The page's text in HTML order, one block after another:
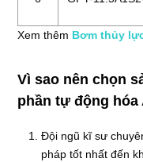
Xem thêm Bơm thủy
Vì sao nên chọn
phần tự động hóa
Đội ngũ kĩ sư
pháp tốt nhất đến